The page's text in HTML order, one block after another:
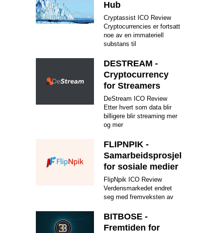
Hub
Cryptassist ICO Review
Cryptocurrencies er fortsatt
noe av en immateriell
substans til
DESTREAM -
Cryptocurrency
for Streamers
DeStream ICO Review
Etter hvert som data blir
billigere blir streaming mer
og mer
FLIPNPIK -
Samarbeidsprosjekt
for sosiale medier
FlipNpik ICO Review
Verdensmarkedet endret
seg med fremveksten av
BITBOSE -
Fremtiden for